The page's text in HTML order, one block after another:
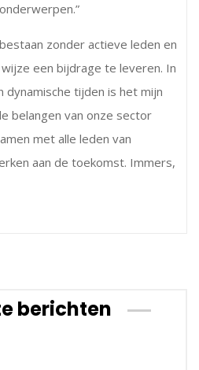
zonder actieve leden en
een bijdrage te leveren. In
tijden is het mijn
belangen van onze sector
met alle leden van
aan de toekomst. Immers,
berichten